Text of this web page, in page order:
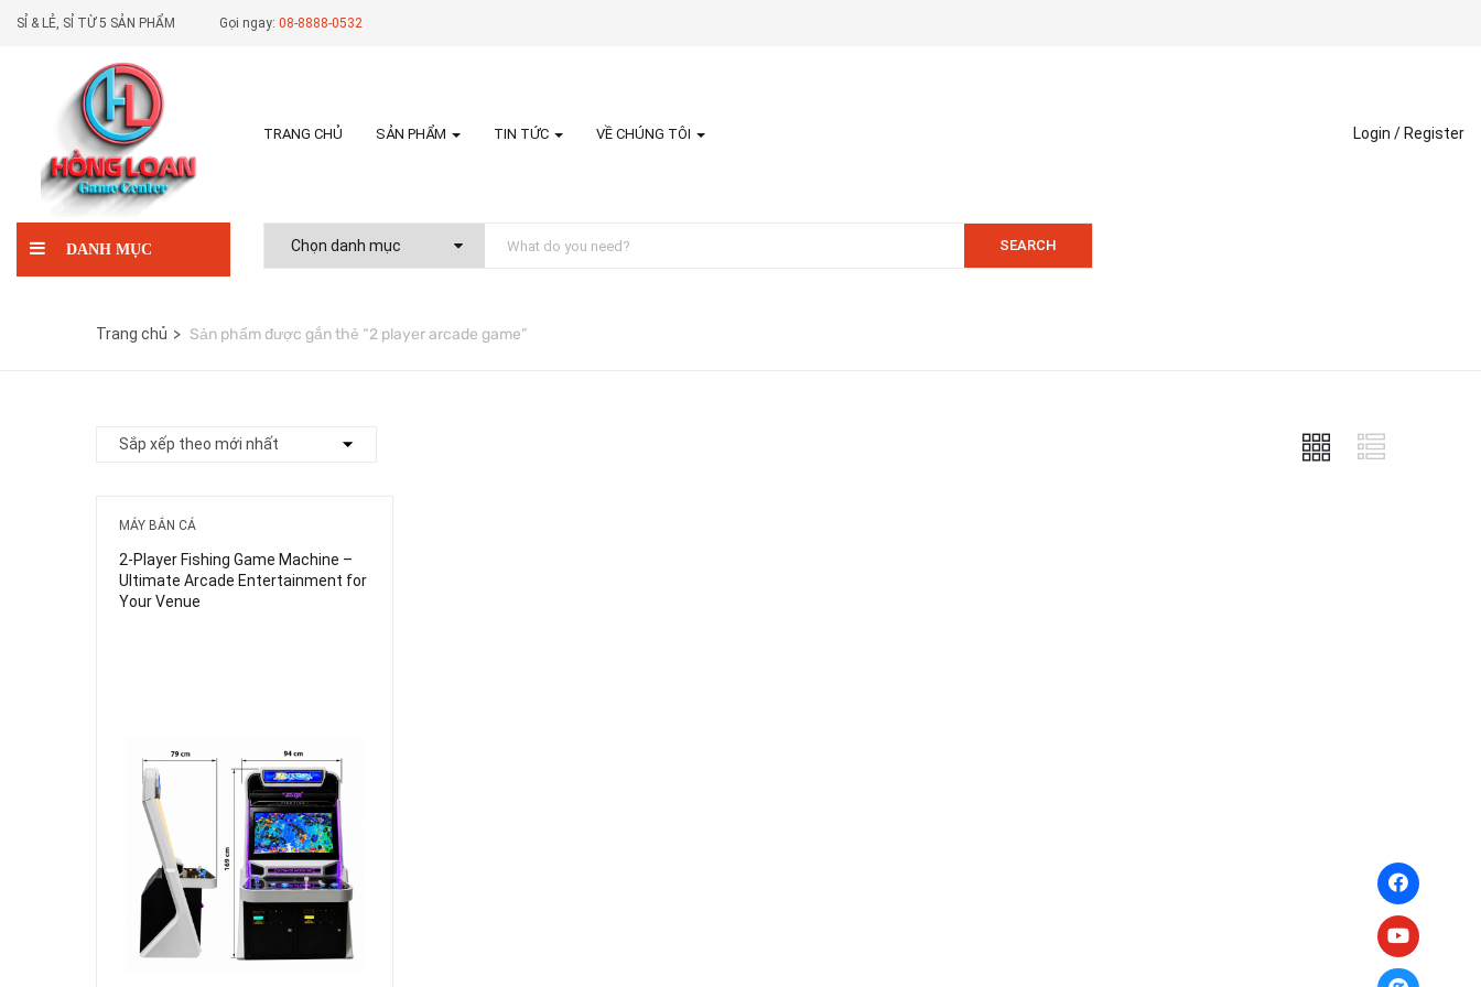
SỈ & LẺ, SỈ TỪ 5 SẢN PHẨM Gọi ngay: 08-8888-0532
TRANG CHỦ SẢN PHẨM TIN TỨC VỀ CHÚNG TÔI Login / Register
DANH MỤC SEARCH
Trang chủ Sản phẩm được gắn thẻ “2 player arcade game”
MÁY BẮN CÁ
2-Player Fishing Game Machine –
Ultimate Arcade Entertainment for
Your Venue